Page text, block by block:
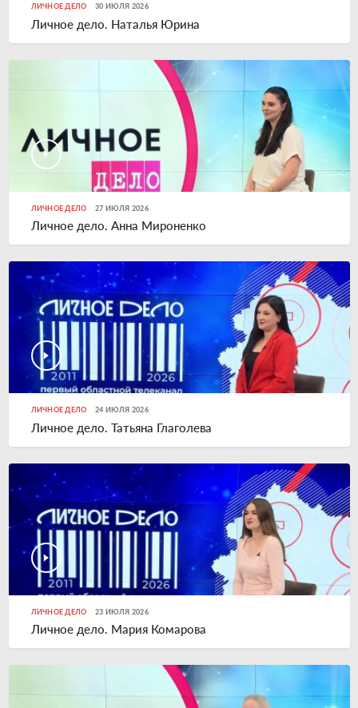
ЛИЧНОЕ ДЕЛО 30 ИЮЛЯ 2026
Личное дело. Наталья Юрина
ЛИЧНОЕ ДЕЛО 27 ИЮЛЯ 2026
Личное дело. Анна Мироненко
ЛИЧНОЕ ДЕЛО 24 ИЮЛЯ 2026
Личное дело. Татьяна Глаголева
ЛИЧНОЕ ДЕЛО 23 ИЮЛЯ 2026
Личное дело. Мария Комарова